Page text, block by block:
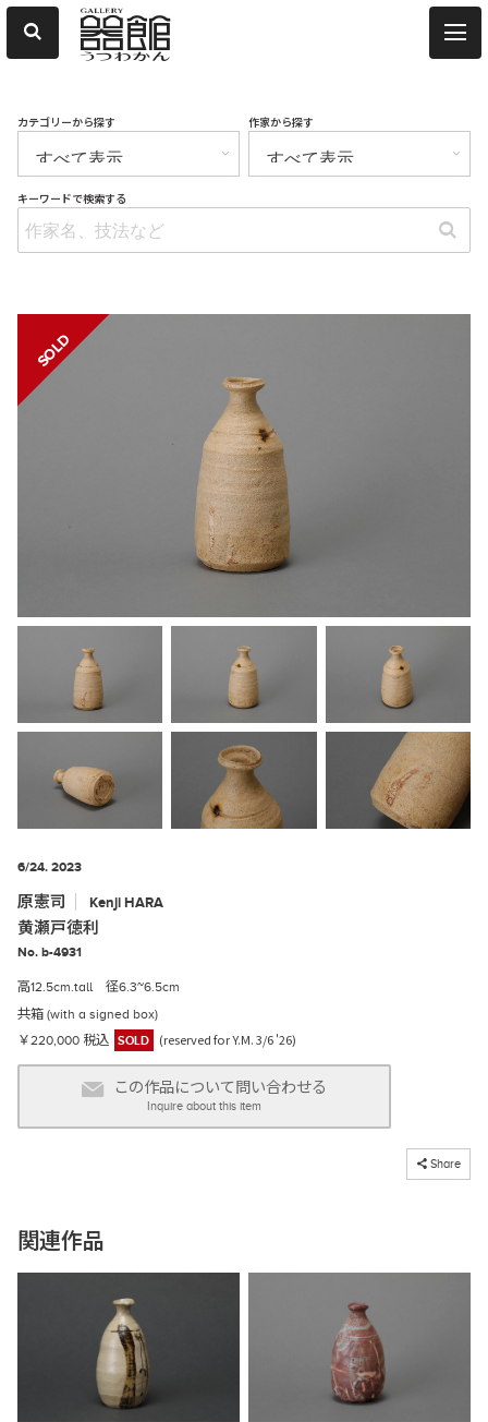
カテゴリーから探す 作家から探す
キーワードで検索する
6/24. 2023
原憲司 Kenji HARA
黄瀬戸徳利
No. b-4931
高12.5cm.tall 径6.3~6.5cm
共箱 (with a signed box)
￥220,000 税込
SOLD (reserved for Y.M. 3/6 '26)
この作品について問い合わせる
Inquire about this item
Share
コピーしました
関連作品